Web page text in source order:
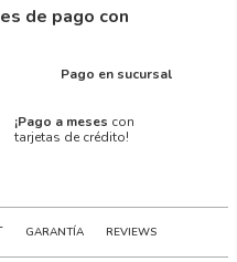
de pago con
Pago en sucursal
¡Pago a meses con
tarjetas de crédito!
GARANTÍA REVIEWS